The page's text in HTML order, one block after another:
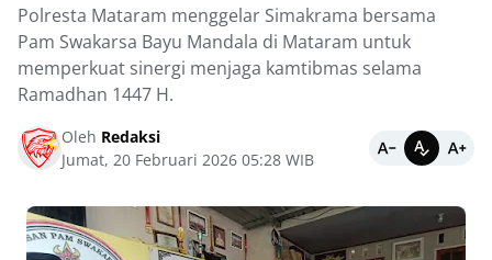
Polresta Mataram menggelar Simakrama bersama
Pam Swakarsa Bayu Mandala di Mataram untuk
memperkuat sinergi menjaga kamtibmas selama
Ramadhan 1447 H.
Oleh Redaksi
Jumat, 20 Februari 2026 05:28 WIB